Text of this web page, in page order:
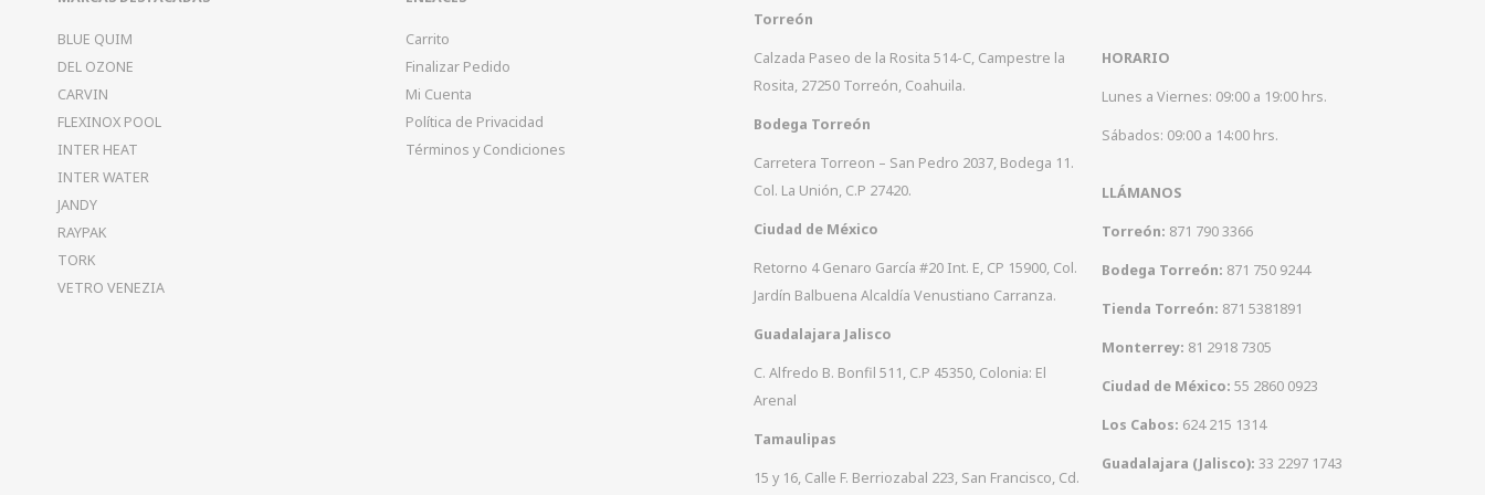
BLUE QUIM
DEL OZONE
CARVIN
FLEXINOX POOL
INTER HEAT
INTER WATER
JANDY
RAYPAK
TORK
VETRO VENEZIA
Carrito
Finalizar Pedido
Mi Cuenta
Política de Privacidad
Términos y Condiciones
Torreón
Calzada Paseo de la Rosita 514-C, Campestre la
Rosita, 27250 Torreón, Coahuila.
Bodega Torreón
Carretera Torreon – San Pedro 2037, Bodega 11.
Col. La Unión, C.P 27420.
Ciudad de México
Retorno 4 Genaro García #20 Int. E, CP 15900, Col.
Jardín Balbuena Alcaldía Venustiano Carranza.
Guadalajara Jalisco
C. Alfredo B. Bonfil 511, C.P 45350, Colonia: El
Arenal
Tamaulipas
15 y 16, Calle F. Berriozabal 223, San Francisco, Cd.
HORARIO
Lunes a Viernes: 09:00 a 19:00 hrs.
Sábados: 09:00 a 14:00 hrs.
LLÁMANOS
Torreón: 871 790 3366
Bodega Torreón: 871 750 9244
Tienda Torreón: 871 5381891
Monterrey: 81 2918 7305
Ciudad de México: 55 2860 0923
Los Cabos: 624 215 1314
Guadalajara (Jalisco): 33 2297 1743